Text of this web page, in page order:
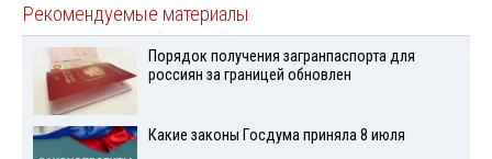
Рекомендуемые материалы
Порядок получения загранпаспорта для
россиян за границей обновлен
Какие законы Госдума приняла 8 июля